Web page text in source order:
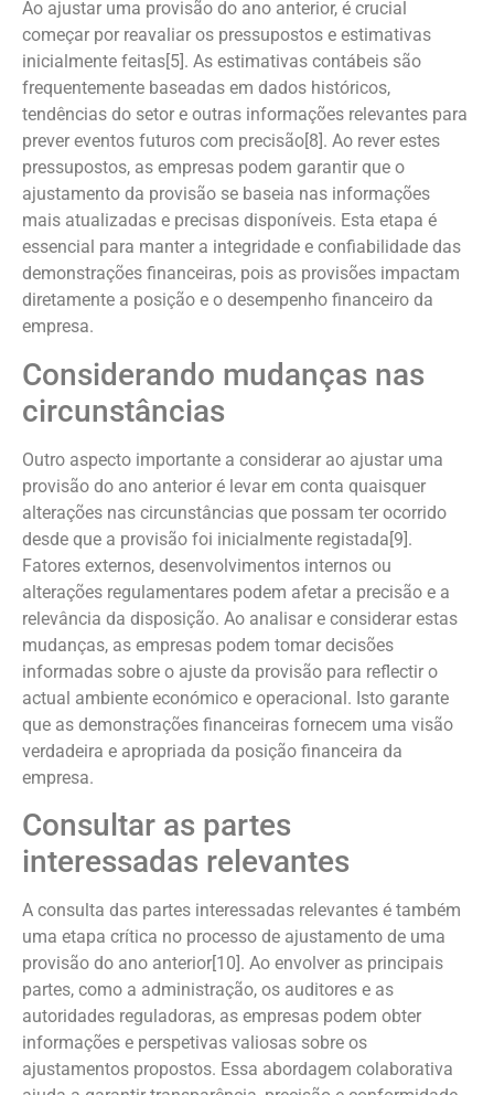
Ao ajustar uma provisão do ano anterior, é crucial
começar por reavaliar os pressupostos e estimativas
inicialmente feitas[5]. As estimativas contábeis são
frequentemente baseadas em dados históricos,
tendências do setor e outras informações relevantes para
prever eventos futuros com precisão[8]. Ao rever estes
pressupostos, as empresas podem garantir que o
ajustamento da provisão se baseia nas informações
mais atualizadas e precisas disponíveis. Esta etapa é
essencial para manter a integridade e confiabilidade das
demonstrações financeiras, pois as provisões impactam
diretamente a posição e o desempenho financeiro da
empresa.
Considerando mudanças nas
circunstâncias
Outro aspecto importante a considerar ao ajustar uma
provisão do ano anterior é levar em conta quaisquer
alterações nas circunstâncias que possam ter ocorrido
desde que a provisão foi inicialmente registada[9].
Fatores externos, desenvolvimentos internos ou
alterações regulamentares podem afetar a precisão e a
relevância da disposição. Ao analisar e considerar estas
mudanças, as empresas podem tomar decisões
informadas sobre o ajuste da provisão para reflectir o
actual ambiente económico e operacional. Isto garante
que as demonstrações financeiras fornecem uma visão
verdadeira e apropriada da posição financeira da
empresa.
Consultar as partes
interessadas relevantes
A consulta das partes interessadas relevantes é também
uma etapa crítica no processo de ajustamento de uma
provisão do ano anterior[10]. Ao envolver as principais
partes, como a administração, os auditores e as
autoridades reguladoras, as empresas podem obter
informações e perspetivas valiosas sobre os
ajustamentos propostos. Essa abordagem colaborativa